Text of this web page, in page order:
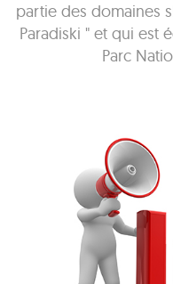
partie des domaines
Paradiski " et qui est
Parc